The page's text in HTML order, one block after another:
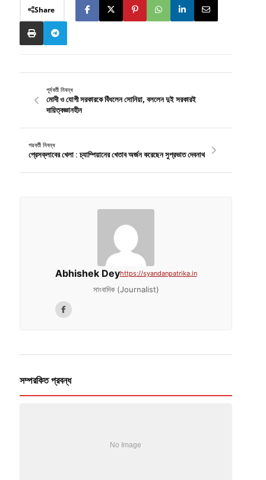
Share
পূর্ববর্তী নিবন্ধ
মোদী ও যোগী সরকারকে বিঁধলেন সোনিয়া, বললেন দুই সরকারই
দায়িত্বজ্ঞানহীন
পরবর্তী নিবন্ধ
প্রেসক্লাবের খেলা : চ্যাম্পিয়ানের খেতাব অর্জন করেছেন সুপ্রভাত দেবনাথ
Abhishek Deyhttps://syandanpatrika.in
সাংবাদিক (Journalist)
সম্পরকিত প্রবন্ধ